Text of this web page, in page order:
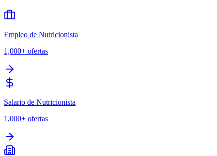
Empleo de Nutricionista
1,000+ ofertas
Salario de Nutricionista
1,000+ ofertas